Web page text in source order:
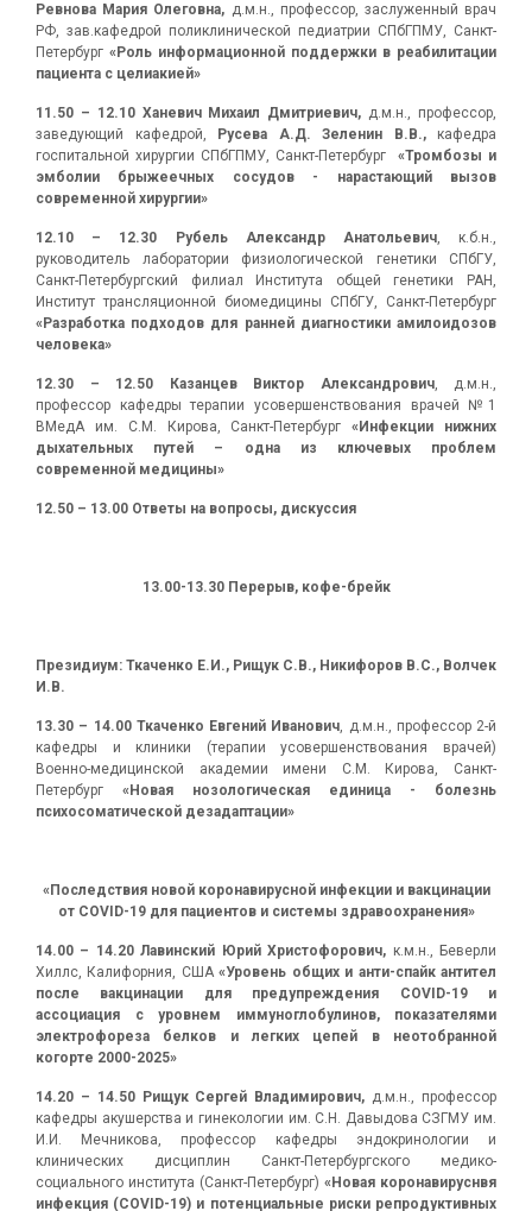
Ревнова Мария Олеговна, д.м.н., профессор, заслуженный врач
РФ, зав.кафедрой поликлинической педиатрии СПбГПМУ, Санкт-
Петербург «Роль информационной поддержки в реабилитации
пациента с целиакией»
11.50 – 12.1 0 Ханевич Михаил Дмитриевич, д.м.н., профессор,
заведующий кафедрой,
Русева А.Д. Зеленин В.В.,кафедра
госпитальной хирургии СПбГПМУ, Санкт-Петербург «Тромбозы и
эмболии брыжеечных сосудов - нарастающий вызов
современной хирургии»
12.10 – 12.30 Рубель Александр Анатольевич, к.б.н.,
руководитель лаборатории физиологической генетики СПбГУ,
Санкт-Петербургский филиал Института общей генетики РАН,
Институт трансляционной биомедицины СПбГУ, Санкт-Петербург
«Разработка подходов для ранней диагностики амилоидозов
человека»
12.30 – 12.50 Казанцев Виктор Александрович, д.м.н.,
профессор кафедры терапии усовершенствования врачей №1
ВМедА им. С.М. Кирова, Санкт-Петербург«Инфекции нижних
дыхательных путей – одна из ключевых проблем
современной медицины»
12.50 – 13.00 Ответы на вопросы, дискуссия
13.00-13.30Перерыв, кофе-брейк
Президиум: Ткаченко Е.И., Рищук С.В., Никифоров В.С., Волчек
И.В.
13.30 – 14.00 Ткаченко Евгений Иванович, д.м.н., профессор 2-й
кафедры и клиники (терапии усовершенствования врачей)
Военно-медицинской академии имени С.М. Кирова, Санкт-
Петербург «Новая нозологическая единица - болезнь
психосоматической дезадаптации»
«Последствия новой коронавирусной инфекции и вакцинации
от COVID-19 для пациентов и системы здравоохранения»
14.00 – 14.20 Лавинский Юрий Христофорович, к.м.н., Беверли
Хиллс, Калифорния, США«Уровень общих и анти-спайк антител
после вакцинации для предупреждения COVID-19 и
ассоциация с уровнем иммуноглобулинов, показателями
электрофореза белков и легких цепей в неотобранной
когорте 2000-2025»
14.20 – 14.50 Рищук Сергей Владимирович, д.м.н., профессор
кафедры акушерства и гинекологии им. С.Н. Давыдова СЗГМУ им.
И.И. Мечникова, профессор кафедры эндокринологии и
клинических дисциплин Санкт-Петербургского медико-
социального института (Санкт-Петербург) «Новая коронавируснвя
инфекция (COVID-19) и потенциальные риски репродуктивных